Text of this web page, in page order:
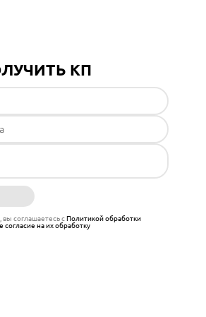
КП
вы соглашаетесь сПолитикой обработки
согласие на их обработку